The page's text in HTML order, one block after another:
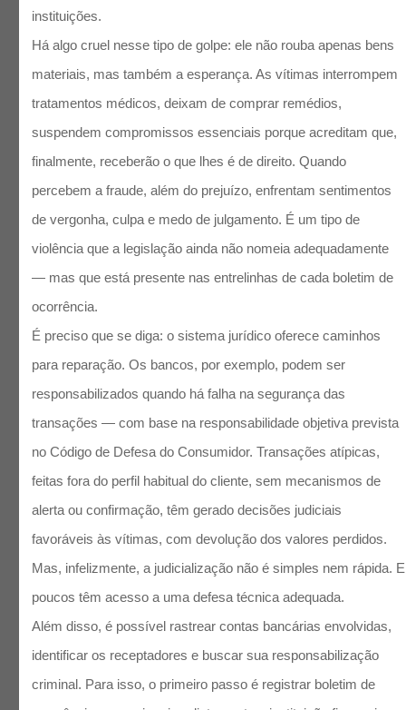
instituições.
Há algo cruel nesse tipo de golpe: ele não rouba apenas bens
materiais, mas também a esperança. As vítimas interrompem
tratamentos médicos, deixam de comprar remédios,
suspendem compromissos essenciais porque acreditam que,
finalmente, receberão o que lhes é de direito. Quando
percebem a fraude, além do prejuízo, enfrentam sentimentos
de vergonha, culpa e medo de julgamento. É um tipo de
violência que a legislação ainda não nomeia adequadamente
— mas que está presente nas entrelinhas de cada boletim de
ocorrência.
É preciso que se diga: o sistema jurídico oferece caminhos
para reparação. Os bancos, por exemplo, podem ser
responsabilizados quando há falha na segurança das
transações — com base na responsabilidade objetiva prevista
no Código de Defesa do Consumidor. Transações atípicas,
feitas fora do perfil habitual do cliente, sem mecanismos de
alerta ou confirmação, têm gerado decisões judiciais
favoráveis às vítimas, com devolução dos valores perdidos.
Mas, infelizmente, a judicialização não é simples nem rápida. E
poucos têm acesso a uma defesa técnica adequada.
Além disso, é possível rastrear contas bancárias envolvidas,
identificar os receptadores e buscar sua responsabilização
criminal. Para isso, o primeiro passo é registrar boletim de